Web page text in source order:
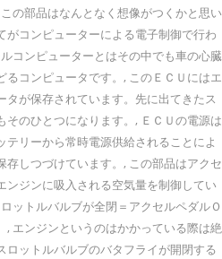
の部品はなんとなく想像がつくかと思い
がコンピューターによる電子制御で行わ
コンピューターとはその中でも車の心臓
コンピュータです。, このＥＣＵにはエ
タが保存されています。先に出てきたス
そのひとつになります。, ＥＣＵの電源は
リーから常時電源供給されることによ
存しつづけています。, この部品はアクセ
ンジンに吸入される空気量を制御してい
ットルバルブが全閉＝アクセルペダルＯ
, エンジンというのはかかっている際は絶
ロットルバルブのバタフライが開閉する